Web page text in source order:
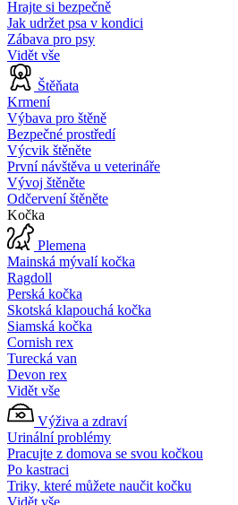
Hrajte si bezpečně
Jak udržet psa v kondici
Zábava pro psy
Vidět vše
Štěňata
Krmení
Výbava pro štěně
Bezpečné prostředí
Výcvik štěněte
První návštěva u veterináře
Vývoj štěněte
Odčervení štěněte
Kočka
Plemena
Mainská mývalí kočka
Ragdoll
Perská kočka
Skotská klapouchá kočka
Siamská kočka
Cornish rex
Turecká van
Devon rex
Vidět vše
Výživa a zdraví
Urinální problémy
Pracujte z domova se svou kočkou
Po kastraci
Triky, které můžete naučit kočku